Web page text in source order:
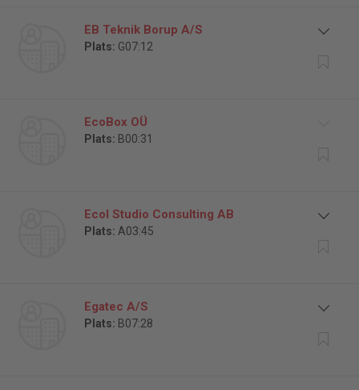
EB Teknik Borup A/S
Plats: G07:12
EcoBox OÜ
Plats: B00:31
Ecol Studio Consulting AB
Plats: A03:45
Egatec A/S
Plats: B07:28